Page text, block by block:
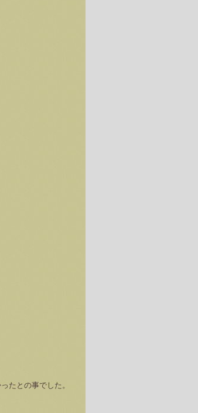
たとの事でした。